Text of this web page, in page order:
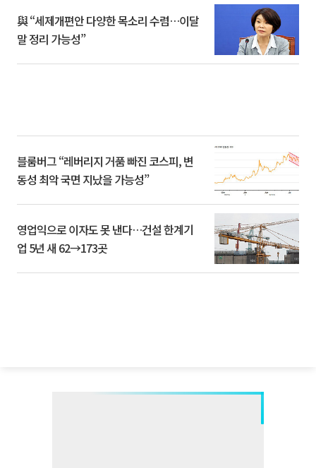
與 “세제개편안 다양한 목소리 수렴…이달
말 정리 가능성”
블룸버그 “레버리지 거품 빠진 코스피, 변
동성 최악 국면 지났을 가능성”
영업익으로 이자도 못 낸다…건설 한계기
업 5년 새 62→173곳